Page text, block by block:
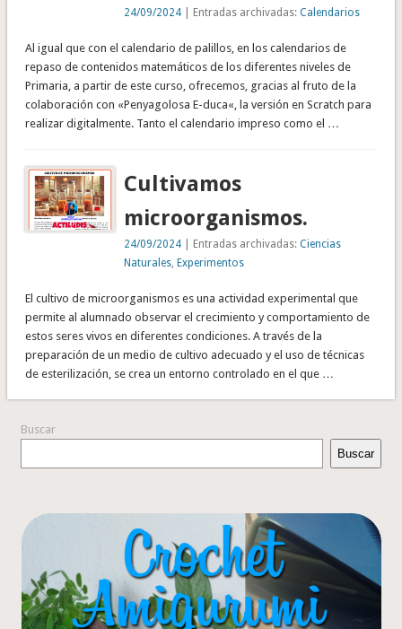
24/09/2024 | Entradas archivadas:Calendarios
Al igual que con el calendario de palillos, en los calendarios de
repaso de contenidos matemáticos de los diferentes niveles de
Primaria, a partir de este curso, ofrecemos, gracias al fruto de la
colaboración con «Penyagolosa E-duca«, la versión en Scratch para
realizar digitalmente. Tanto el calendario impreso como el …
Cultivamos
microorganismos.
24/09/2024 | Entradas archivadas:Ciencias
Naturales ,Experimentos
El cultivo de microorganismos es una actividad experimental que
permite al alumnado observar el crecimiento y comportamiento de
estos seres vivos en diferentes condiciones. A través de la
preparación de un medio de cultivo adecuado y el uso de técnicas
de esterilización, se crea un entorno controlado en el que …
Buscar
Buscar